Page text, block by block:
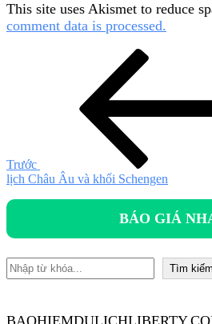
This site uses Akismet to reduce
comment data is processed.
Trước
lịch Châu Âu và khối Schengen
BÁO GIÁ
Tìm kiếm Tìm kiếm